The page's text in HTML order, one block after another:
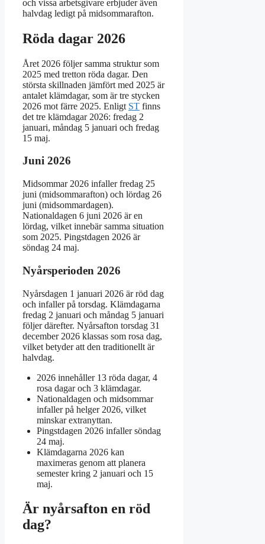
och vissa arbetsgivare erbjuder även
halvdag ledigt på midsommarafton.
Röda dagar 2026
Året 2026 följer samma struktur som
2025 med tretton röda dagar. Den
största skillnaden jämfört med 2025 är
antalet klämdagar, som är tre stycken
2026 mot färre 2025. Enligt ST finns
det tre klämdagar 2026: fredag 2
januari, måndag 5 januari och fredag
15 maj.
Juni 2026
Midsommar 2026 infaller fredag 25
juni (midsommarafton) och lördag 26
juni (midsommardagen).
Nationaldagen 6 juni 2026 är en
lördag, vilket innebär samma situation
som 2025. Pingstdagen 2026 är
söndag 24 maj.
Nyårsperioden 2026
Nyårsdagen 1 januari 2026 är röd dag
och infaller på torsdag. Klämdagarna
fredag 2 januari och måndag 5 januari
följer därefter. Nyårsafton torsdag 31
december 2026 klassas som rosa dag,
vilket betyder att den traditionellt är
halvdag.
2026 innehåller 13 röda dagar, 4
rosa dagar och 3 klämdagar.
Nationaldagen och midsommar
infaller på helger 2026, vilket
minskar extranyttan.
Pingstdagen 2026 infaller söndag
24 maj.
Klämdagarna 2026 kan
maximeras genom att planera
semester kring 2 januari och 15
maj.
Är nyårsafton en röd
dag?